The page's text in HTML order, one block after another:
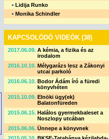
• Lidija Runko
• Monika Schindler
KAPCSOLÓDÓ VIDEÓK (38)
2017.06.09. A kémia, a fizika és az
irodalom
2016.10.10. Mélygarázs lesz a Zákonyi
utcai parkoló
2016.06.10. Bodor Ádám író a füredi
könyvhéten
2015.10.09. Elnöki ügy(ek)
Balatonfüreden
2015.06.15. Halálos gyermekbaleset a
Noszlopy utcában
2015.06.06. Ünnepe a könyvnek